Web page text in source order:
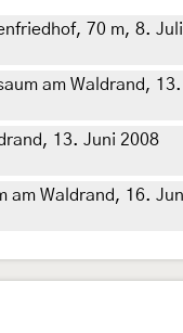
70 m, 8.
am Waldrand,
13. Juni 2008
am Waldrand, 16.